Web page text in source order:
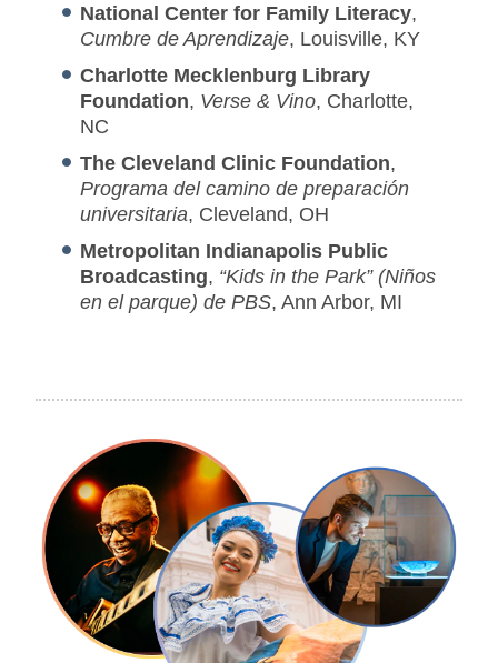
National Center for Family Literacy,
Cumbre de Aprendizaje, Louisville, KY
Charlotte Mecklenburg Library
Foundation, Verse & Vino, Charlotte,
NC
The Cleveland Clinic Foundation,
Programa del camino de preparación
universitaria, Cleveland, OH
Metropolitan Indianapolis Public
Broadcasting, “Kids in the Park” (Niños
en el parque) de PBS, Ann Arbor, MI